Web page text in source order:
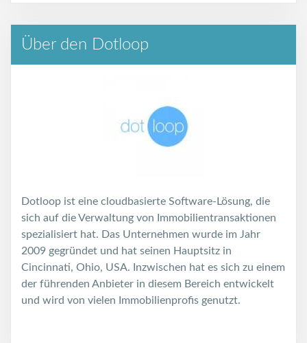
Über den Dotloop
Dotloop ist eine cloudbasierte Software-Lösung, die
sich auf die Verwaltung von Immobilientransaktionen
spezialisiert hat. Das Unternehmen wurde im Jahr
2009 gegründet und hat seinen Hauptsitz in
Cincinnati, Ohio, USA. Inzwischen hat es sich zu einem
der führenden Anbieter in diesem Bereich entwickelt
und wird von vielen Immobilienprofis genutzt.